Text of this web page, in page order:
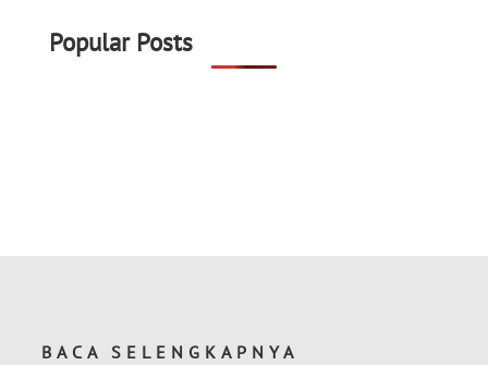
Popular Posts
BACA SELENGKAPNYA